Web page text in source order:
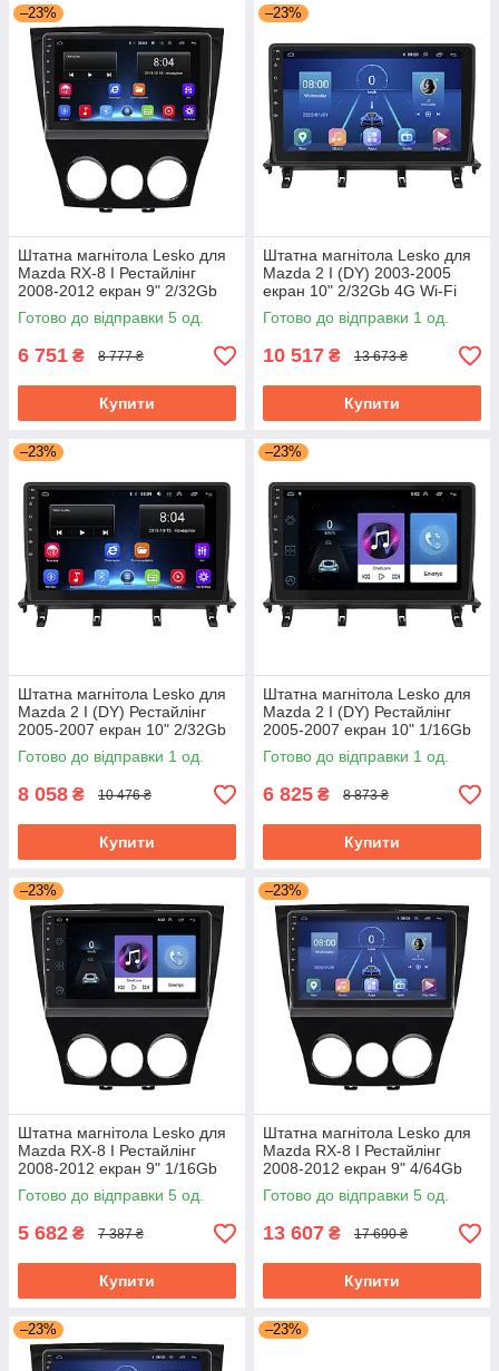
–23%
Штатна магнітола Lesko для
Mazda RX-8 I Рестайлінг
2008-2012 екран 9" 2/32Gb
Wi-Fi GPS Base Мазда
Готово до відправки 5 од.
6 751 ₴ 8 777 ₴
Купити
–23%
Штатна магнітола Lesko для
Mazda 2 I (DY) 2003-2005
екран 10" 2/32Gb 4G Wi-Fi
GPS Top Мазда
Готово до відправки 1 од.
10 517 ₴ 13 673 ₴
Купити
–23%
Штатна магнітола Lesko для
Mazda 2 I (DY) Рестайлінг
2005-2007 екран 10" 2/32Gb
Wi-Fi GPS Base Мазда
Готово до відправки 1 од.
8 058 ₴ 10 476 ₴
Купити
–23%
Штатна магнітола Lesko для
Mazda 2 I (DY) Рестайлінг
2005-2007 екран 10" 1/16Gb
Wi-Fi GPS Base Мазда
Готово до відправки 1 од.
6 825 ₴ 8 873 ₴
Купити
–23%
Штатна магнітола Lesko для
Mazda RX-8 I Рестайлінг
2008-2012 екран 9" 1/16Gb
Wi-Fi GPS Base
Готово до відправки 5 од.
5 682 ₴ 7 387 ₴
Купити
–23%
Штатна магнітола Lesko для
Mazda RX-8 I Рестайлінг
2008-2012 екран 9" 4/64Gb
4G Wi-Fi GPS Top
Готово до відправки 5 од.
13 607 ₴ 17 690 ₴
Купити
–23% –23%